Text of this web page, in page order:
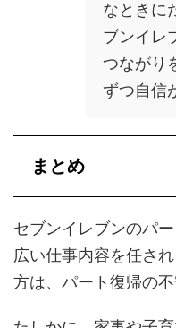
なときに
ブンイレ
つながり
ずつ自信
まとめ
セブンイレブンのパ
広い仕事内容を任さ
方は、パート復帰の不